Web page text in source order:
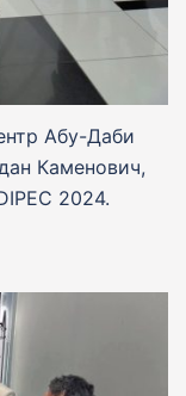
Абу-Даби
Каменович,
2024.